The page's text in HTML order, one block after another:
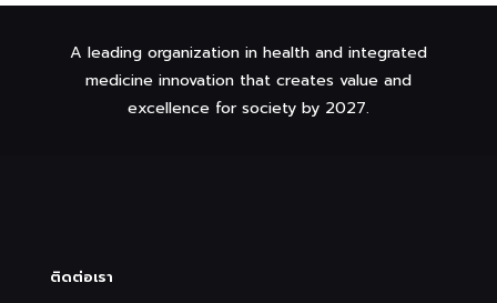
A leading organization in health and integrated
medicine innovation that creates value and
excellence for society by 2027.
ติดต่อเรา